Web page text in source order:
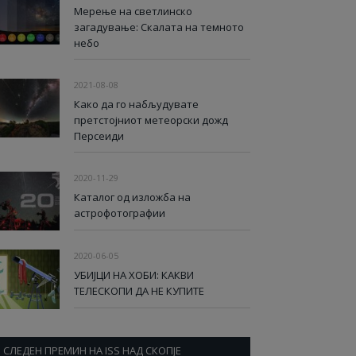
Мерење на светлинско
загадување: Скалата на темното
небо
2021-08-08
Како да го набљудувате
претстојниот метеорски дожд
Персеиди
2020-11-29
Каталог од изложба на
астрофотографии
2020-06-05
УБИЈЦИ НА ХОБИ: КАКВИ
ТЕЛЕСКОПИ ДА НЕ КУПИТЕ
СЛЕДЕН ПРЕМИН НА ISS НАД СКОПЈЕ